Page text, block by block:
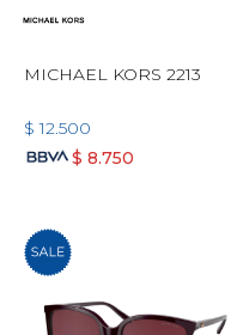
MICHAEL KORS 2213
$ 12.500
$ 8.750